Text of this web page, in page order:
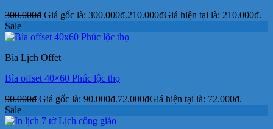
300.000₫ Giá gốc là: 300.000₫.210.000₫Giá hiện tại là: 210.000₫.
Sale
Bìa Lịch Offet
Bìa offset 40×60 Phúc lộc thọ
90.000₫ Giá gốc là: 90.000₫.72.000₫Giá hiện tại là: 72.000₫.
Sale